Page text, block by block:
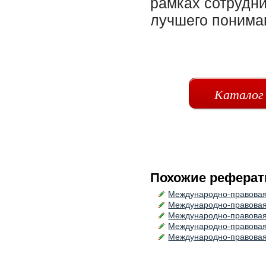
Похожие
Международно-
Международно-
Международно-
Международно-
Международно-